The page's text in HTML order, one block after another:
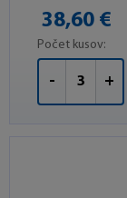
38,60 €
Počet kusov:
- +